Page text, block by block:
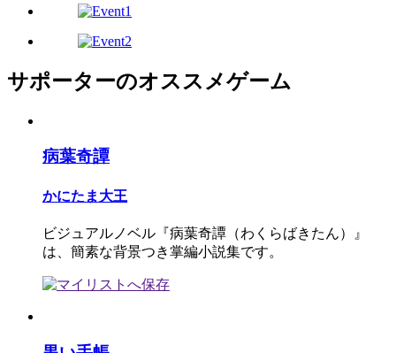
サポーターのオススメゲーム
病葉奇譚
かにたま大王
ビジュアルノベル『病葉奇譚（わくらばきたん）』
は、簡素な背景つき掌編小説集です。